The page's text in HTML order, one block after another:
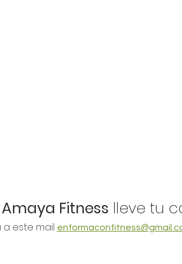
Amaya Fitness lleve tu
a este mail